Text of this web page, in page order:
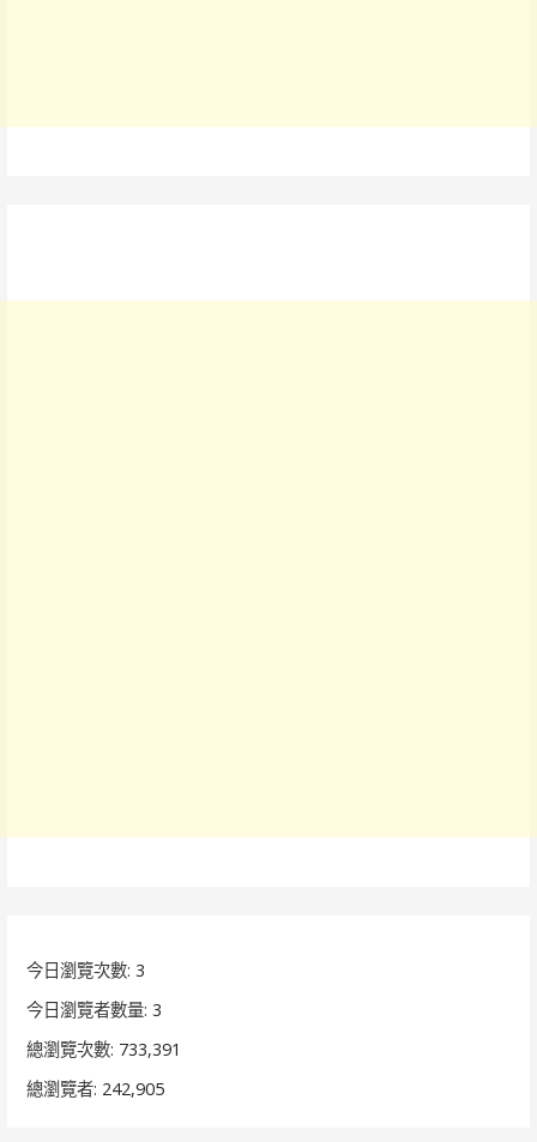
今日瀏覽次數:3
今日瀏覽者數量:3
總瀏覽次數: 733,391
總瀏覽者: 242,905